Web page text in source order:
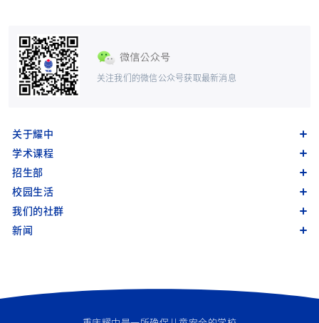
关注我们的微信公众号获取最新消息
关于耀中
学术课程
招生部
校园生活
我们的社群
新闻